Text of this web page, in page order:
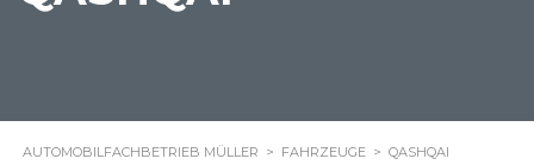
AUTOMOBILFACHBETRIEB MÜLLER > FAHRZEUGE > QASHQAI